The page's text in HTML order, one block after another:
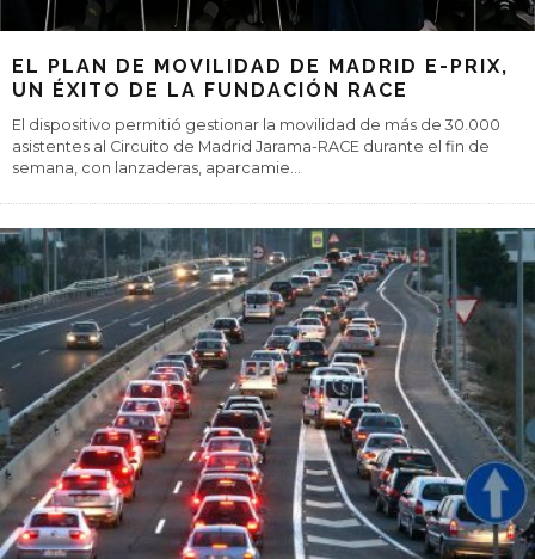
EL PLAN DE MOVILIDAD DE MADRID E-PRIX,
UN ÉXITO DE LA FUNDACIÓN RACE
El dispositivo permitió gestionar la movilidad de más de 30.000
asistentes al Circuito de Madrid Jarama-RACE durante el fin de
semana, con lanzaderas, aparcamie...